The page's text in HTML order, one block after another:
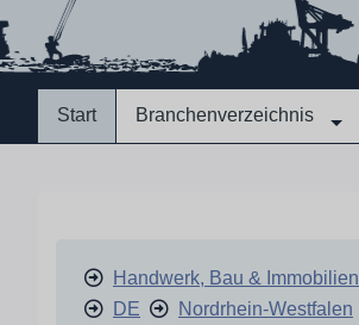
Start Branchenverzeichnis
Handwerk, Bau & Immobilien
DE
Nordrhein-Westfalen